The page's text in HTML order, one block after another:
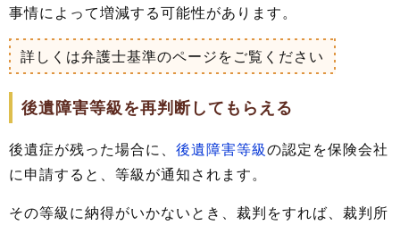
事情によって増減する可能性があります。
詳しくは弁護士基準のページをご覧ください
後遺障害等級を再判断してもらえる
後遺症が残った場合に、 後遺障害等級の認定を保険会社
に申請すると、等級が通知されます。
その等級に納得がいかないとき、裁判をすれば、裁判所